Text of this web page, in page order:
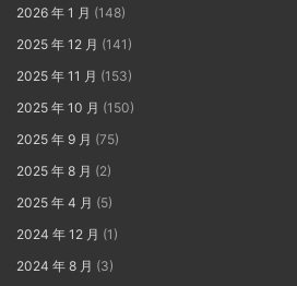
2026 年 1 月 (148)
2025 年 12 月 (141)
2025 年 11 月 (153)
2025 年 10 月 (150)
2025 年 9 月 (75)
2025 年 8 月 (2)
2025 年 4 月 (5)
2024 年 12 月 (1)
2024 年 8 月 (3)